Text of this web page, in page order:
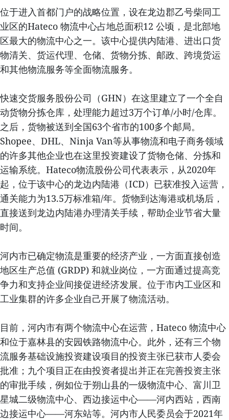
位于进入首都门户的战略位置，设在龙边郡乙号柴同工
业区的Hateco 物流中心占地总面积12 公顷，是北部地
区最大的物流中心之一。该中心提供内陆港、进出口货
物清关、货运代理、仓储、货物分拣、邮政、跨境货运
和其他物流服务等全面物流服务。
快速交货服务股份公司（GHN）在这里建立了一个全自
动货物分拣仓库，处理能力超过3万个订单/小时/仓库。
之后，货物被送到全国63个省市的100多个邮局。
Shopee、DHL、Ninja Van等从事物流和电子商务领域
的许多其他企业也在这里投资建设了货物仓储、分拣和
运输系统。Hateco物流股份公司代表表示，从2020年
起，位于该中心的龙边内陆港（ICD）已获准投入运营，
通关能力为13.5万标准箱/年。货物到达海港或机场后，
直接送到龙边内陆港办理清关手续，帮助企业节省大量
时间。
河内市已确定物流是重要的经济产业，一方面直接创造
地区生产总值 (GRDP) 和就业岗位，一方面通过提高竞
争力和支持企业间接促进经济发展。位于市内工业区和
工业集群的许多企业自己开展了物流活动。
目前，河内市有两个物流中心在运营，Hateco 物流中心
和位于嘉林县的安园铁路物流中心。此外，还有三个物
流服务基础设施投资建设项目的投资主张已获市人委会
批准；九个项目正在由投资者提出并正在完善投资主张
的审批手续，例如位于朔山县的一级物流中心、富川卫
星城二级物流中心、西边接运中心——河内西站，西南
边接运中心——河东站等。河内市人民委员会于2021年